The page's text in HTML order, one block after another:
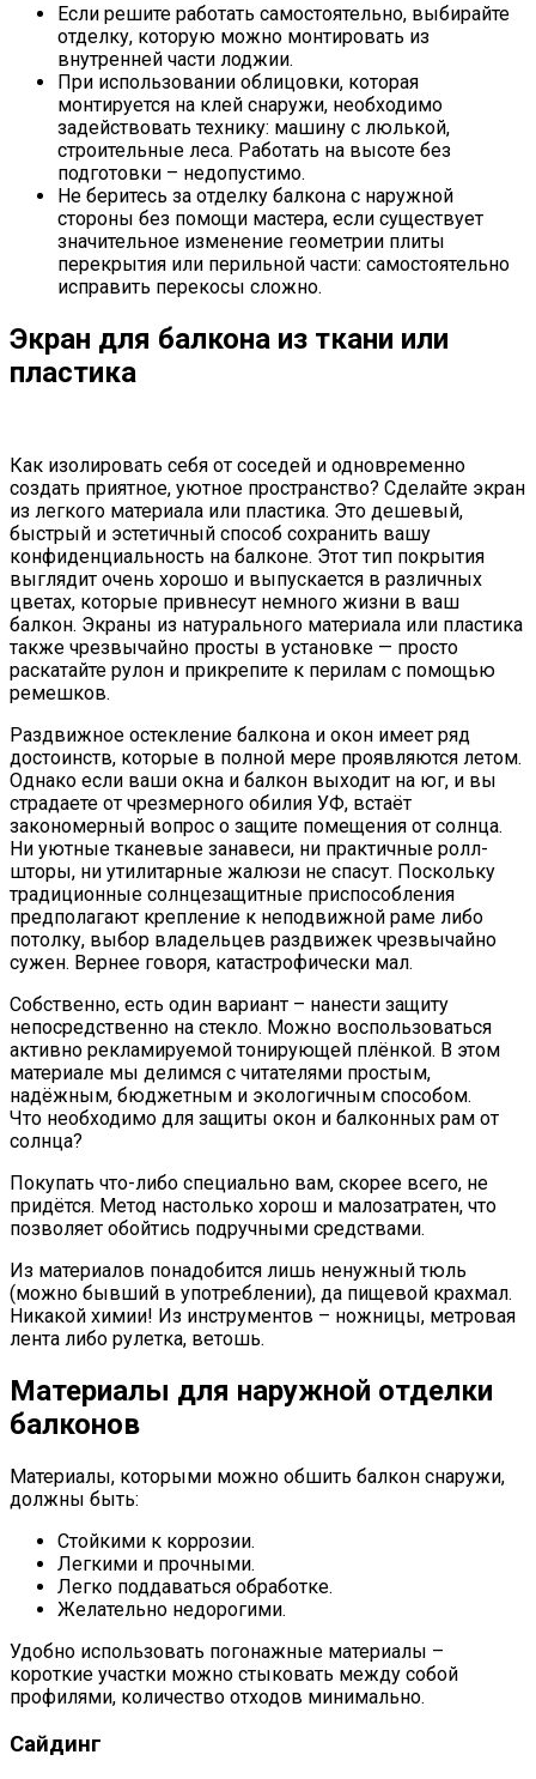
Если решите работать самостоятельно, выбирайте
отделку, которую можно монтировать из
внутренней части лоджии.
При использовании облицовки, которая
монтируется на клей снаружи, необходимо
задействовать технику: машину с люлькой,
строительные леса. Работать на высоте без
подготовки – недопустимо.
Не беритесь за отделку балкона с наружной
стороны без помощи мастера, если существует
значительное изменение геометрии плиты
перекрытия или перильной части: самостоятельно
исправить перекосы сложно.
Экран для балкона из ткани или
пластика
Как изолировать себя от соседей и одновременно
создать приятное, уютное пространство? Сделайте экран
из легкого материала или пластика. Это дешевый,
быстрый и эстетичный способ сохранить вашу
конфиденциальность на балконе. Этот тип покрытия
выглядит очень хорошо и выпускается в различных
цветах, которые привнесут немного жизни в ваш
балкон. Экраны из натурального материала или пластика
также чрезвычайно просты в установке — просто
раскатайте рулон и прикрепите к перилам с помощью
ремешков.
Раздвижное остекление балкона и окон имеет ряд
достоинств, которые в полной мере проявляются летом.
Однако если ваши окна и балкон выходит на юг, и вы
страдаете от чрезмерного обилия УФ, встаёт
закономерный вопрос о защите помещения от солнца.
Ни уютные тканевые занавеси, ни практичные ролл-
шторы, ни утилитарные жалюзи не спасут. Поскольку
традиционные солнцезащитные приспособления
предполагают крепление к неподвижной раме либо
потолку, выбор владельцев раздвижек чрезвычайно
сужен. Вернее говоря, катастрофически мал.
Собственно, есть один вариант – нанести защиту
непосредственно на стекло. Можно воспользоваться
активно рекламируемой тонирующей плёнкой. В этом
материале мы делимся с читателями простым,
надёжным, бюджетным и экологичным способом.
Что необходимо для защиты окон и балконных рам от
солнца?
Покупать что-либо специально вам, скорее всего, не
придётся. Метод настолько хорош и малозатратен, что
позволяет обойтись подручными средствами.
Из материалов понадобится лишь ненужный тюль
(можно бывший в употреблении), да пищевой крахмал.
Никакой химии! Из инструментов – ножницы, метровая
лента либо рулетка, ветошь.
Материалы для наружной отделки
балконов
Материалы, которыми можно обшить балкон снаружи,
должны быть:
Стойкими к коррозии.
Легкими и прочными.
Легко поддаваться обработке.
Желательно недорогими.
Удобно использовать погонажные материалы –
короткие участки можно стыковать между собой
профилями, количество отходов минимально.
Сайдинг